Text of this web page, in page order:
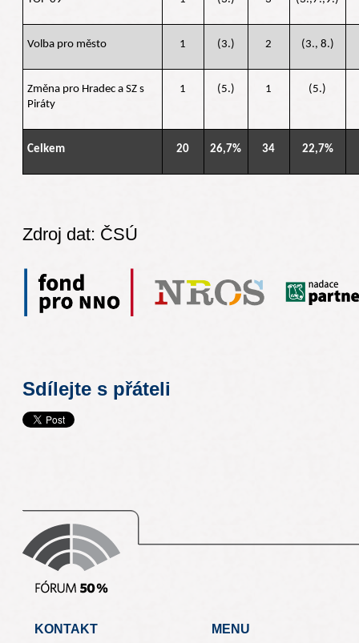
Volba pro město 1 (3.) 2 (3., 8.)
Změna pro Hradec a SZ s
Piráty
1 (5.) 1 (5.)
Celkem 20 26,7% 34 22,7%
Zdroj dat: ČSÚ
Sdílejte s přáteli
KONTAKT MENU